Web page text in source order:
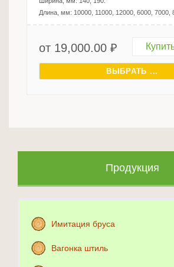
Продукция
Имитация бруса
Вагонка штиль
Длина, мм: 10000, 11000, 12000, 6000, 7000,
от 19,000.00 ₽
ВЫБРАТЬ ...